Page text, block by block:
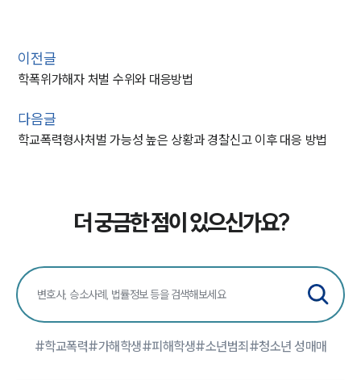
이전글
학폭위가해자 처벌 수위와 대응방법
다음글
학교폭력형사처벌 가능성 높은 상황과 경찰신고 이후 대응 방법
더 궁금한 점이 있으신가요?
#학교폭력#가해학생#피해학생#소년범죄#청소년 성매매